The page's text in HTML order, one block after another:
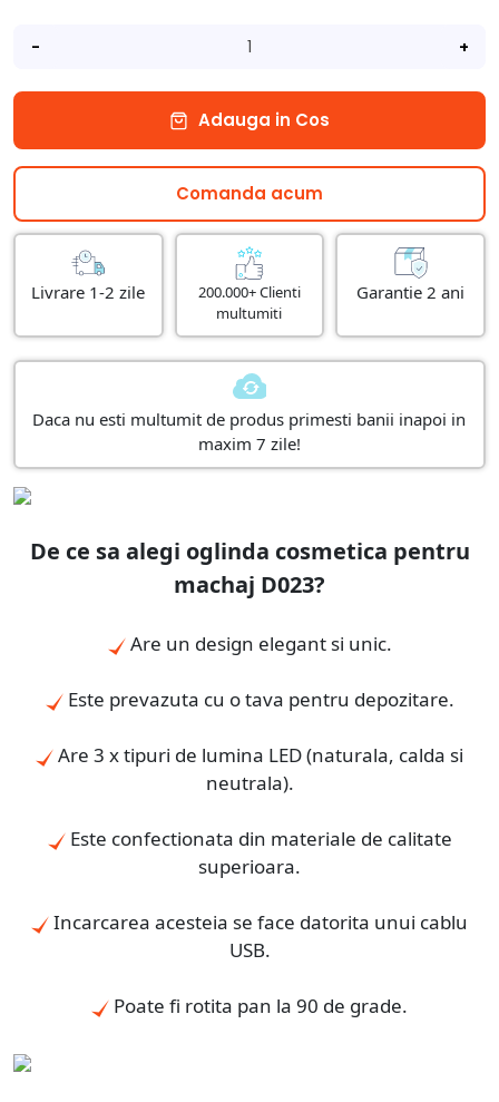
- +
Adauga in Cos
Comanda acum
Livrare 1-2 zile
200.000+ Clienti
multumiti
Garantie 2 ani
Daca nu esti multumit de produs primesti banii inapoi in
maxim 7 zile!
De ce sa alegi oglinda cosmetica pentru
machaj D023?
Are un design elegant si unic.
Este prevazuta cu o tava pentru depozitare.
Are 3 x tipuri de lumina LED (naturala, calda si
neutrala).
Este confectionata din materiale de calitate
superioara.
Incarcarea acesteia se face datorita unui cablu
USB.
Poate fi rotita pan la 90 de grade.